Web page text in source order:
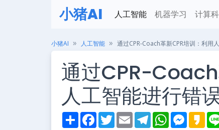
小猪AI 人工智能 机器学习 计算
小猪AI 人工智能 通过CPR-Coach革新CPR培训：利用
通过CPR-
人工智能进行错
S
h
F
a
T
w
E
m
T
e
W
h
M
e
K
a